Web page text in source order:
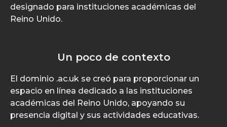
designado para instituciones académicas del
Reino Unido.
Un poco de contexto
El dominio .ac.uk se creó para proporcionar un
espacio en línea dedicado a las instituciones
académicas del Reino Unido, apoyando su
presencia digital y sus actividades educativas.